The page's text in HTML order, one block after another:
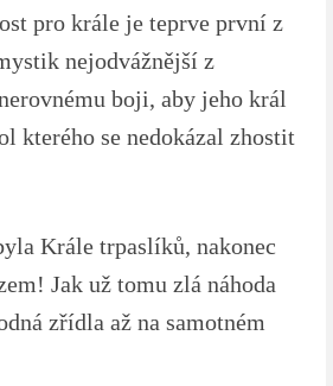
pro krále je teprve první z
nejodvážnější z
boji, aby jeho král
kterého se nedokázal zhostit
Krále trpaslíků, nakonec
Jak už tomu zlá náhoda
zřídla až na samotném